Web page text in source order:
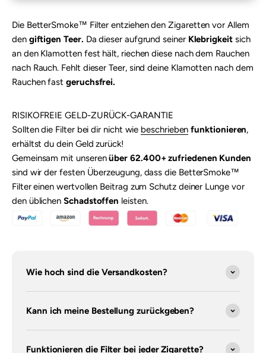
Die BetterSmoke™ Filter entziehen den Zigaretten vor Allem
den giftigen Teer. Da dieser aufgrund seiner Klebrigkeitsich
an den Klamotten fest hält, riechen diese nach dem Rauchen
nach Rauch. Fehlt dieser Teer, sind deine Klamotten nach dem
Rauchen fastgeruchsfrei.
RISIKOFREIE GELD-ZURÜCK-GARANTIE
Sollten die Filter bei dir nicht wie beschrieben funktionieren,
erhältst du dein Geld zurück!
Gemeinsam mit unserenüber 62.400+ zufriedenen Kunden
sind wir der festen Überzeugung, dass die BetterSmoke™
Filter einen wertvollen Beitrag zum Schutz deiner Lunge vor
den üblichenSchadstoffen leisten.
Wie hoch sind die Versandkosten?
Kann ich meine Bestellung zurückgeben?
Funktionieren die Filter bei jeder Zigarette?